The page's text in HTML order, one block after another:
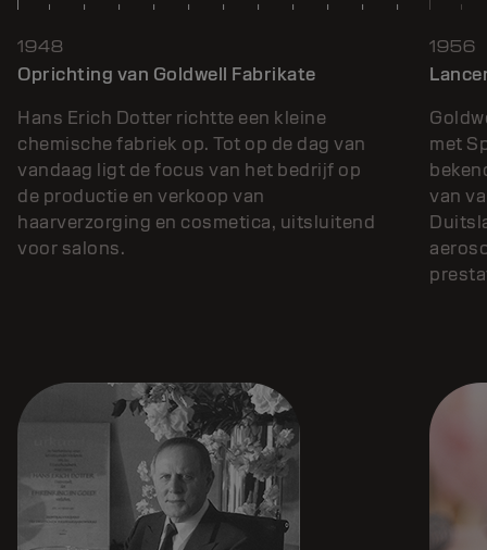
1948
Oprichting van Goldwell Fabrikate
Hans Erich Dotter richtte een kleine
chemische fabriek op. Tot op de dag van
vandaag ligt de focus van het bedrijf op
de productie en verkoop van
haarverzorging en cosmetica, uitsluitend
voor salons.
1956
met
van